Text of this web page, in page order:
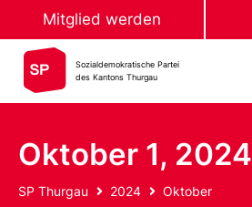
Mitglied werden
Sozialdemokratische Partei
des Kantons Thurgau
Oktober 1, 2024
SP Thurgau 2024 Oktober